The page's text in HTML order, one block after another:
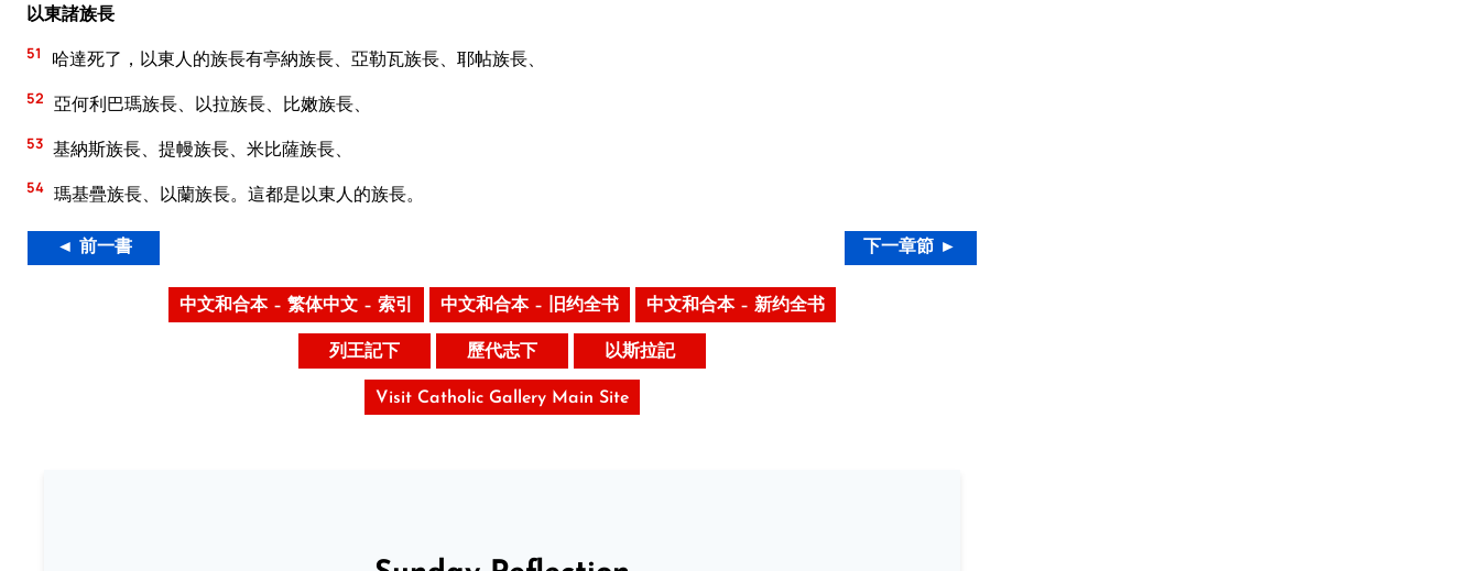
以東諸族長
51 哈達死了，以東人的族長有亭納族長、亞勒瓦族長、耶帖族長、
52 亞何利巴瑪族長、以拉族長、比嫩族長、
53 基納斯族長、提幔族長、米比薩族長、
54 瑪基疊族長、以蘭族長。這都是以東人的族長。
◄ 前一書 下一章節 ►
中文和合本 – 繁体中文 – 索引 中文和合本 – 旧约全书 中文和合本 – 新约全书
列王記下 歷代志下 以斯拉記
Visit Catholic Gallery Main Site